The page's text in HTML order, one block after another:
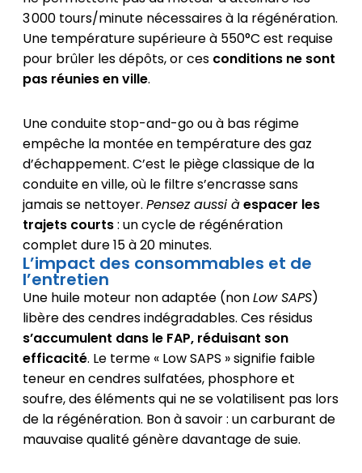
3 000 tours/minute nécessaires à la régénération.
Une température supérieure à 550°C est requise
pour brûler les dépôts, or ces conditions ne sont
pas réunies en ville.
Une conduite stop-and-go ou à bas régime
empêche la montée en température des gaz
d’échappement. C’est le piège classique de la
conduite en ville, où le filtre s’encrasse sans
jamais se nettoyer. Pensez aussi àespacer les
trajets courts: un cycle de régénération
complet dure 15 à 20 minutes.
L’impact des consommables et de
l’entretien
Une huile moteur non adaptée (nonLow SAPS)
libère des cendres indégradables. Ces résidus
s’accumulent dans le FAP, réduisant son
efficacité. Le terme « Low SAPS » signifie faible
teneur en cendres sulfatées, phosphore et
soufre, des éléments qui ne se volatilisent pas lors
de la régénération. Bon à savoir : un carburant de
mauvaise qualité génère davantage de suie.